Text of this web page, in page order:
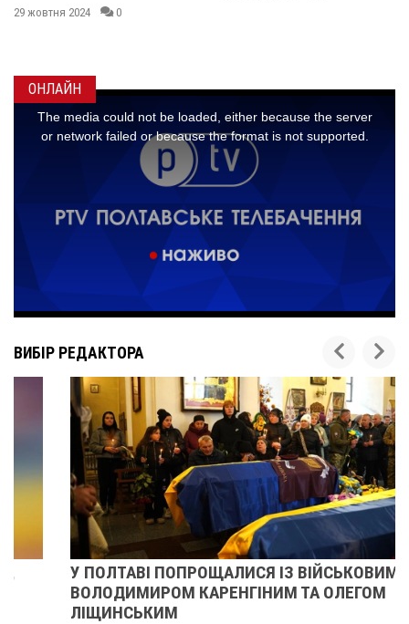
29 жовтня 2024 0
ОНЛАЙН
ВИБІР РЕДАКТОРА
У ПОЛТАВІ ПОПРОЩАЛИСЯ ІЗ ВІЙСЬКОВИМИ
ВОЛОДИМИРОМ КАРЕНГІНИМ ТА ОЛЕГОМ
ЛІЩИНСЬКИМ